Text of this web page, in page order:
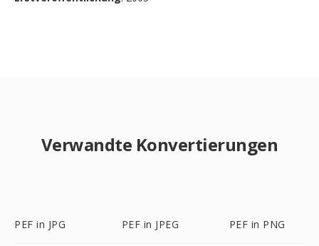
Verwandte Konvertierungen
PEF in JPG PEF in JPEG PEF in PNG